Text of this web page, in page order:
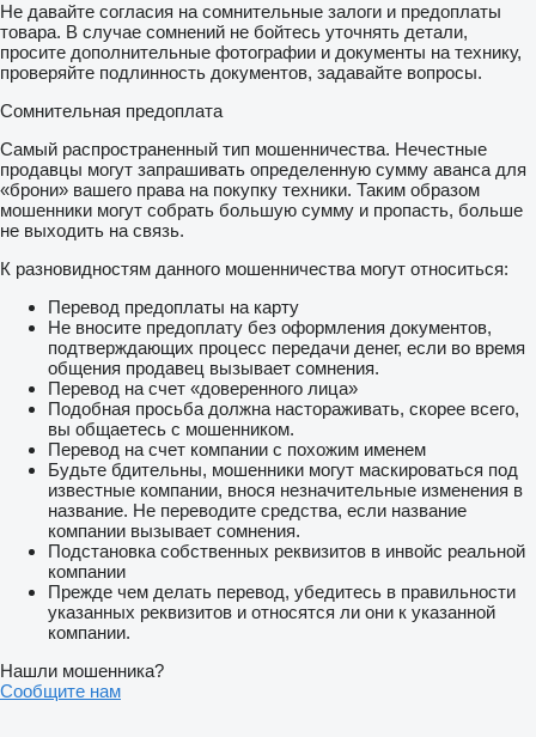
Не давайте согласия на сомнительные залоги и предоплаты
товара. В случае сомнений не бойтесь уточнять детали,
просите дополнительные фотографии и документы на технику,
проверяйте подлинность документов, задавайте вопросы.
Сомнительная предоплата
Самый распространенный тип мошенничества. Нечестные
продавцы могут запрашивать определенную сумму аванса для
«брони» вашего права на покупку техники. Таким образом
мошенники могут собрать большую сумму и пропасть, больше
не выходить на связь.
К разновидностям данного мошенничества могут относиться:
Перевод предоплаты на карту
Не вносите предоплату без оформления документов,
подтверждающих процесс передачи денег, если во время
общения продавец вызывает сомнения.
Перевод на счет «доверенного лица»
Подобная просьба должна настораживать, скорее всего,
вы общаетесь с мошенником.
Перевод на счет компании с похожим именем
Будьте бдительны, мошенники могут маскироваться под
известные компании, внося незначительные изменения в
название. Не переводите средства, если название
компании вызывает сомнения.
Подстановка собственных реквизитов в инвойс реальной
компании
Прежде чем делать перевод, убедитесь в правильности
указанных реквизитов и относятся ли они к указанной
компании.
Нашли мошенника?
Сообщите нам